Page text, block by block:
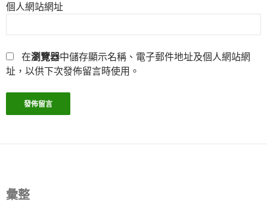
個人網站網址
在瀏覽器中儲存顯示名稱、電子郵件地址及個人網站網
址，以供下次發佈留言時使用。
彙整